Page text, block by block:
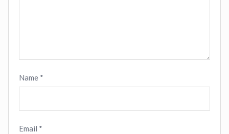
Name *
Email *